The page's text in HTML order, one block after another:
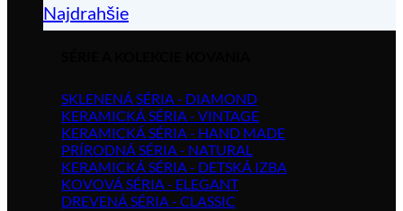
Najdrahšie
SKLENENÁ SÉRIA - DIAMOND
KERAMICKÁ SÉRIA - VINTAGE
KERAMICKÁ SÉRIA - HAND MADE
PRÍRODNÁ SÉRIA - NATURAL
KERAMICKÁ SÉRIA - DETSKÁ IZBA
KOVOVÁ SÉRIA - ELEGANT
DREVENÁ SÉRIA - CLASSIC